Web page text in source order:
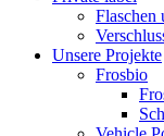
Flaschen
Unsere Projekte
Frosbio